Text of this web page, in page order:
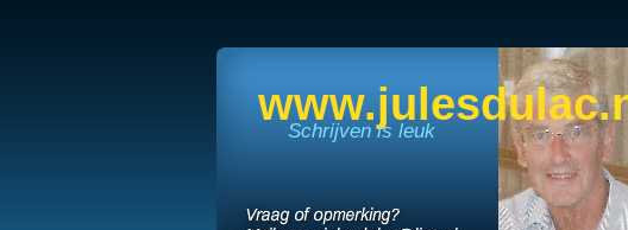
Schrijven is leuk